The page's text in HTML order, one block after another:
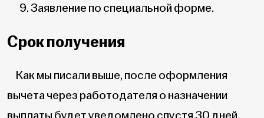
Заявление по специальной форме.
Срок получения
Как мы писали выше, после оформления
вычета через работодателя о назначении